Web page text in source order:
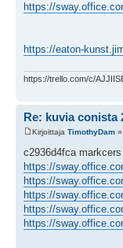
https://
https://eaton-
https://trello.com/c/
Re: kuvia conista
Kirjoittaja TimothyDam
c2936d4fca markcers
https://
https://
https://
https://
https://